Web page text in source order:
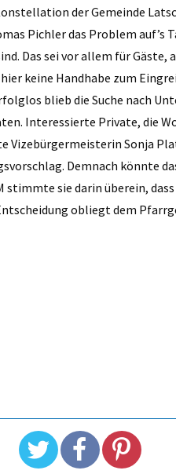
der Gemeinde
Pichler das Problem auf’s
Das sei vor allem für Gäste,
keine Handhabe zum
blieb die Suche nach
Interessierte Private, die
Sonja
Demnach könnte
stimmte sie darin überein,
obliegt dem